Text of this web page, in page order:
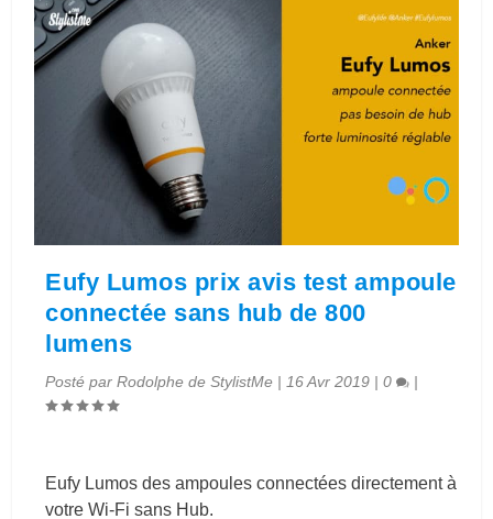
Eufy Lumos prix avis test ampoule
connectée sans hub de 800
lumens
Posté parRodolphe de StylistMe | 16 Avr 2019 |0 |
Eufy Lumos des ampoules connectées directement à
votre Wi-Fi sans Hub.